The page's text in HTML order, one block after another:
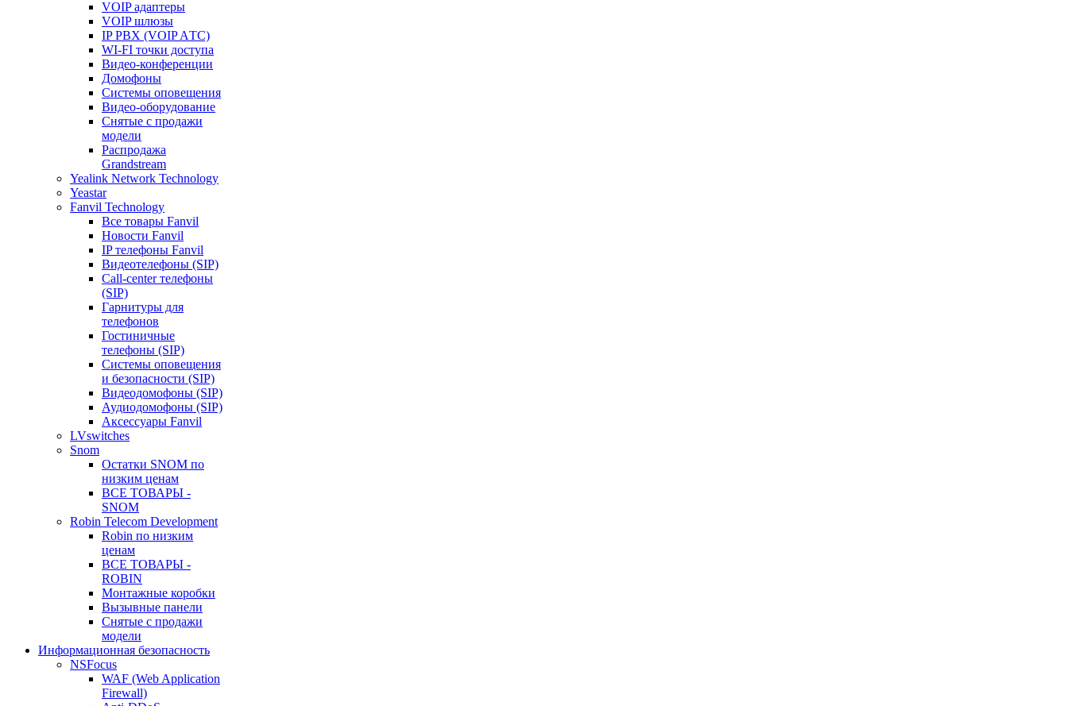
VOIP адаптеры
VOIP шлюзы
IP PBX (VOIP AТС)
WI-FI точки доступа
Видео-конференции
Домофоны
Системы оповещения
Видео-оборудование
Снятые с продажи
модели
Распродажа
Grandstream
Yealink Network Technology
Yeastar
Fanvil Technology
Все товары Fanvil
Новости Fanvil
IP телефоны Fanvil
Видеотелефоны (SIP)
Call-center телефоны
(SIP)
Гарнитуры для
телефонов
Гостиничные
телефоны (SIP)
Системы оповещения
и безопасности (SIP)
Видеодомофоны (SIP)
Аудиодомофоны (SIP)
Аксессуары Fanvil
LVswitches
Snom
Остатки SNOM по
низким ценам
ВСЕ ТОВАРЫ -
SNOM
Robin Telecom Development
Robin по низким
ценам
ВСЕ ТОВАРЫ -
ROBIN
Монтажные коробки
Вызывные панели
Снятые с продажи
модели
Информационная безопасность
NSFocus
WAF (Web Application
Firewall)